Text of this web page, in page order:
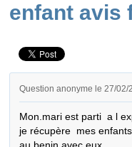
enfant avis
Question anonyme le 27/02/
Mon.mari est parti  a l
je récupère  mes